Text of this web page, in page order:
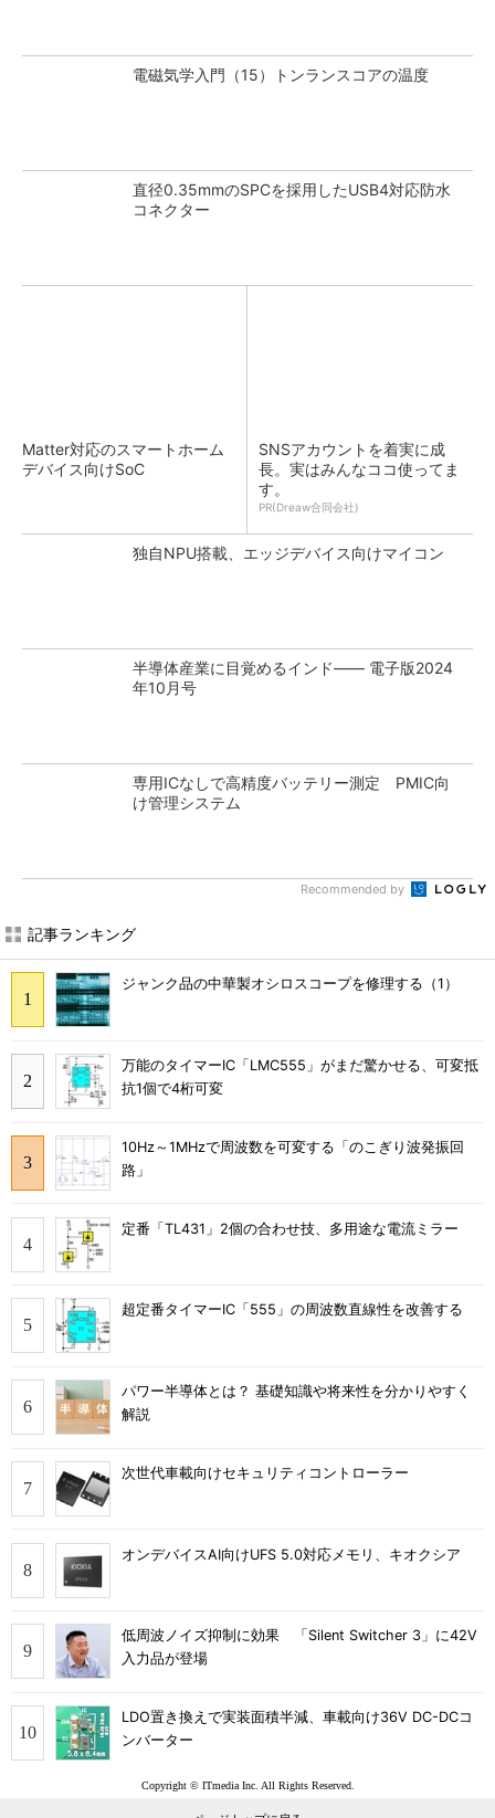
電磁気学入門（15）トンランスコアの温度
直径0.35mmのSPCを採用したUSB4対応防水
コネクター
Matter対応のスマートホーム
デバイス向けSoC
SNSアカウントを着実に成
長。実はみんなココ使ってま
す。
PR(Dreaw合同会社)
独自NPU搭載、エッジデバイス向けマイコン
半導体産業に目覚めるインド―― 電子版2024
年10月号
専用ICなしで高精度バッテリー測定 PMIC向
け管理システム
Recommended by
記事ランキング
ジャンク品の中華製オシロスコープを修理する（1）
万能のタイマーIC「LMC555」がまだ驚かせる、可変抵
抗1個で4桁可変
10Hz～1MHzで周波数を可変する「のこぎり波発振回
路」
定番「TL431」2個の合わせ技、多用途な電流ミラー
超定番タイマーIC「555」の周波数直線性を改善する
パワー半導体とは？ 基礎知識や将来性を分かりやすく
解説
次世代車載向けセキュリティコントローラー
オンデバイスAI向けUFS 5.0対応メモリ、キオクシア
低周波ノイズ抑制に効果 「Silent Switcher 3」に42V
入力品が登場
LDO置き換えで実装面積半減、車載向け36V DC-DCコ
ンバーター
Copyright © ITmedia Inc. All Rights Reserved.